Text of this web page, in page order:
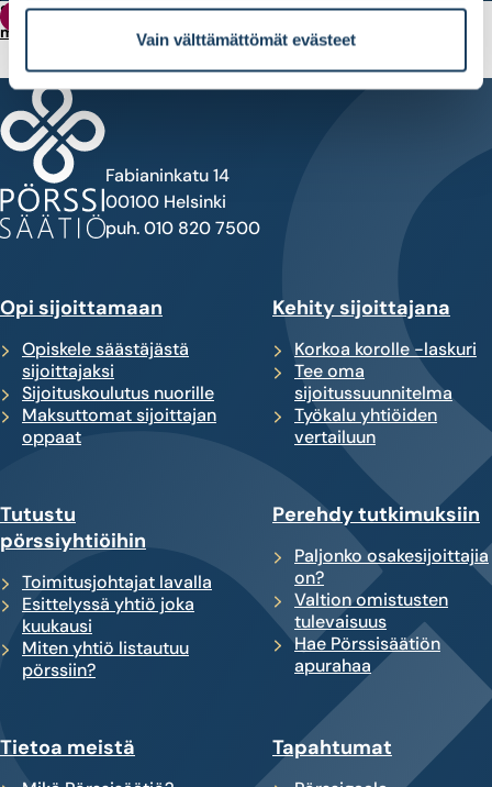
Vain välttämättömät evästeet
Tiedote
Sari Lounasmeri herättelee tavallisia sijoittajia: Trump
muuttamassa sijoittamisen megatrendejä isolla kädellä
Fabianinkatu 14
00100 Helsinki
puh. 010 820 7500
Opi sijoittamaan
Opiskele säästäjästä
sijoittajaksi
Sijoituskoulutus nuorille
Maksuttomat sijoittajan
oppaat
Kehity sijoittajana
Korkoa korolle -laskuri
Tee oma
sijoitussuunnitelma
Työkalu yhtiöiden
vertailuun
Tutustu
pörssiyhtiöihin
Toimitusjohtajat lavalla
Esittelyssä yhtiö joka
kuukausi
Miten yhtiö listautuu
pörssiin?
Perehdy tutkimuksiin
Paljonko osakesijoittajia
on?
Valtion omistusten
tulevaisuus
Hae Pörssisäätiön
apurahaa
Tietoa meistä Tapahtumat